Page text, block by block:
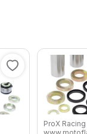
ProX